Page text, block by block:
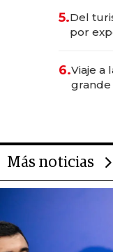
5.Del
por
6.Viaje a
grande
Más noticias